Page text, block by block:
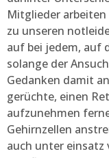
Mitglieder
zu unseren
auf bei jedem, auf
solange der
Gedanken damit
gerüchte, einen
aufzunehmen
Gehirnzellen
auch unter